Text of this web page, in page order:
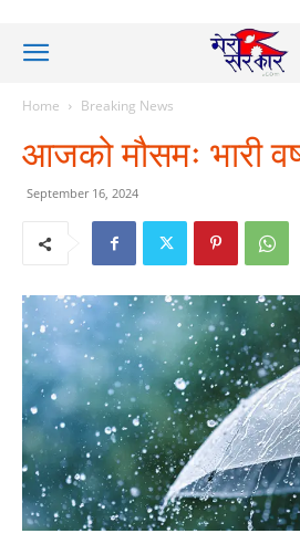
Home Breaking News
आजको मौसमः भारी
September 16, 2024